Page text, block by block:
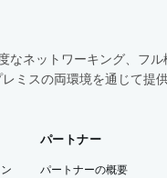
ネットワーキング、フル
ミスの両環境を通じて提供
パートナー
パートナーの概要